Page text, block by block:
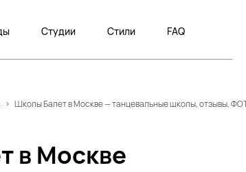
Студии Стили FAQ
> Школы Балет в Москве — танцевальные школы, отзывы,
в Москве